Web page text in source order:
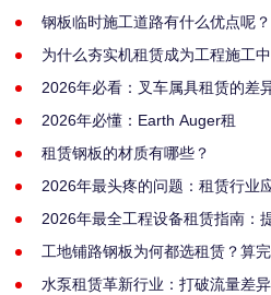
钢板临时施工道路有什么优点呢？
为什么夯实机租赁成为工程施工
2026年必看：叉车属具租赁的差
2026年必懂：Earth Auger租
租赁钢板的材质有哪些？
2026年最头疼的问题：租赁行业
2026年最全工程设备租赁指南：
工地铺路钢板为何都选租赁？算
水泵租赁革新行业：打破流量差